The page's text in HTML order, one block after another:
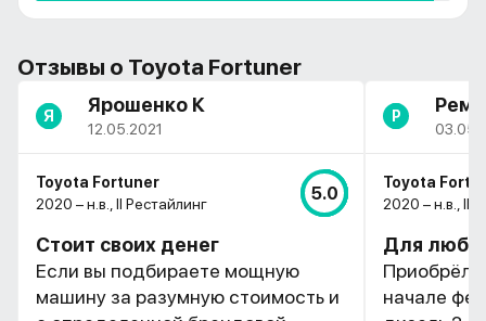
Отзывы о Toyota Fortuner
Я Ярошенко К
12.05.2021
Toyota Fortuner
2020 – н.в., II Рестайлинг
5.0
Стоит своих денег
Если вы подбираете мощную
машину за разумную стоимость и
Р
Toyota
2020 – н.в., II
Для
Приобрёл
начале